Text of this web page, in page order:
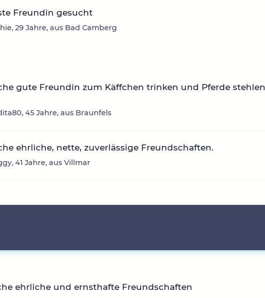
Freundin gesucht
29 Jahre, aus Bad Camberg
gute Freundin zum Käffchen trinken und Pferde stehlen
45 Jahre, aus Braunfels
ehrliche, nette, zuverlässige Freundschaften.
41 Jahre, aus Villmar
ehrliche und ernsthafte Freundschaften